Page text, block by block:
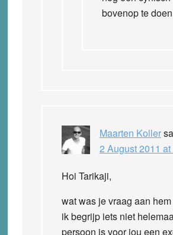
bovenop te
Maarten Koller
2 August 2011 at
Hoi Tarikaji,
wat was je vraag aan
ik begrijp iets niet
persoon is voor jou een